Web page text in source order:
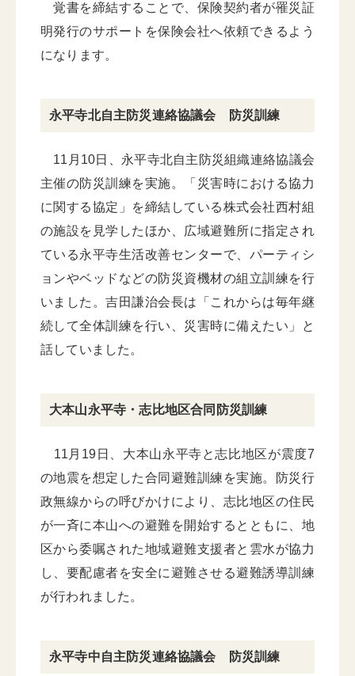
覚書を締結することで、保険契約者が罹災証
明発行のサポートを保険会社へ依頼できるよう
になります。
永平寺北自主防災連絡協議会 防災訓練
11月10日、永平寺北自主防災組織連絡協議会
主催の防災訓練を実施。「災害時における協力
に関する協定」を締結している株式会社西村組
の施設を見学したほか、広域避難所に指定され
ている永平寺生活改善センターで、パーティシ
ョンやベッドなどの防災資機材の組立訓練を行
いました。吉田謙治会長は「これからは毎年継
続して全体訓練を行い、災害時に備えたい」と
話していました。
大本山永平寺・志比地区合同防災訓練
11月19日、大本山永平寺と志比地区が震度7
の地震を想定した合同避難訓練を実施。防災行
政無線からの呼びかけにより、志比地区の住民
が一斉に本山への避難を開始するとともに、地
区から委嘱された地域避難支援者と雲水が協力
し、要配慮者を安全に避難させる避難誘導訓練
が行われました。
永平寺中自主防災連絡協議会 防災訓練